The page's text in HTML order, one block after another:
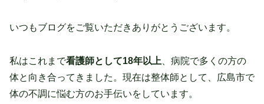
いつもブログをご覧いただきありがとうございます。
私はこれまで看護師として18年以上 、病院で多くの方の
体と向き合ってきました。現在は整体師として、広島市で
体の不調に悩む方のお手伝いをしています。